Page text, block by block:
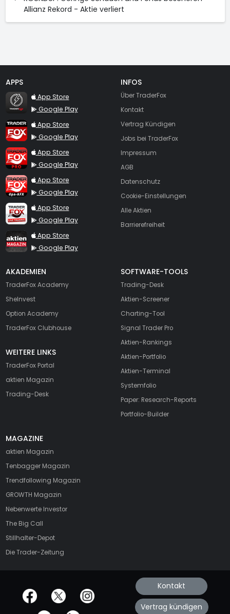
Allianz Rekord - Aktie verliert
APPS
TraderFox Flash
App Store
Google Play
TraderFox App
App Store
Google Play
TraderFox Pro
App Store
Google Play
TraderFox dpa-AFX ProFeed
App Store
Google Play
TraderFox Live Trading
App Store
Google Play
TraderFox aktien Magazin
App Store
Google Play
INFOS
Über TraderFox
Kontakt
Vertrag Kündigen
Jobs bei TraderFox
Impressum
AGB
Datenschutz
Cookie-Einstellungen
Alle Aktien
Barrierefreiheit
AKADEMIEN
TraderFox Academy
SheInvest
Option Academy
TraderFox Clubhouse
WEITERE LINKS
TraderFox Portal
aktien Magazin
Trading-Desk
SOFTWARE-TOOLS
Trading-Desk
Aktien-Screener
Charting-Tool
Signal Trader Pro
Aktien-Rankings
Aktien-Portfolio
Aktien-Terminal
Systemfolio
Paper: Research-Reports
Portfolio-Builder
MAGAZINE
aktien Magazin
Tenbagger Magazin
Trendfollowing Magazin
GROWTH Magazin
Nebenwerte Investor
The Big Call
Stillhalter-Depot
Die Trader-Zeitung
offizielle Social Media-Accounts Kontakt
Vertrag kündigen